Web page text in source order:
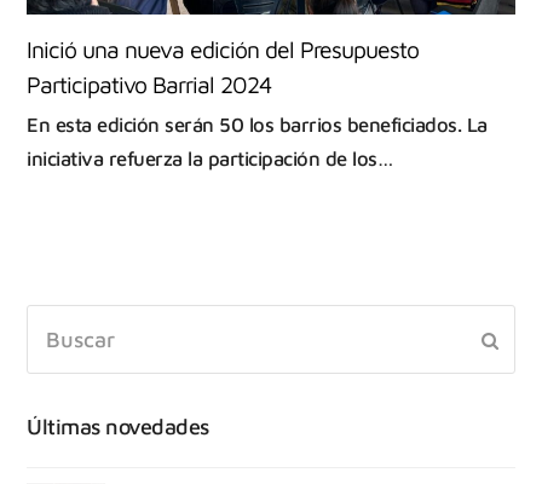
Inició una nueva edición del Presupuesto
Participativo Barrial 2024
En esta edición serán 50 los barrios beneficiados. La
iniciativa refuerza la participación de los…
Últimas novedades